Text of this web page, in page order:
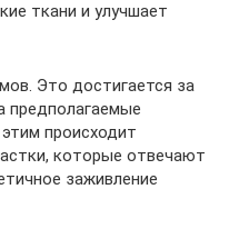
ткани и улучшает
Это достигается за
предполагаемые
происходит
которые отвечают
заживление